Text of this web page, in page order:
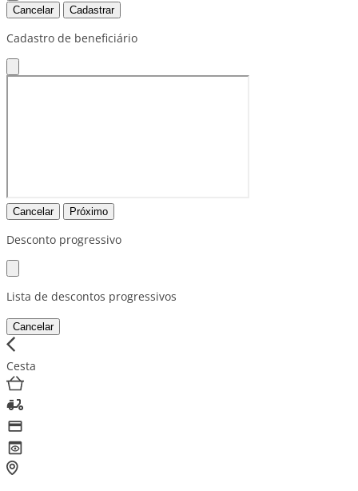
Cancelar Cadastrar
Cadastro de beneficiário
Cancelar Próximo
Desconto progressivo
Lista de descontos progressivos
Cancelar
Cesta